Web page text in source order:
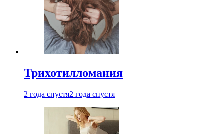
Трихотилломания
2 года спустя2 года спустя